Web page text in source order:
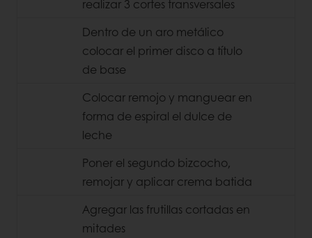
realizar 3 cortes transversales
Dentro de un aro metálico
colocar el primer disco a título
de base
Colocar remojo y manguear en
forma de espiral el dulce de
leche
Poner el segundo bizcocho,
remojar y aplicar crema batida
Agregar las frutillas cortadas en
mitades